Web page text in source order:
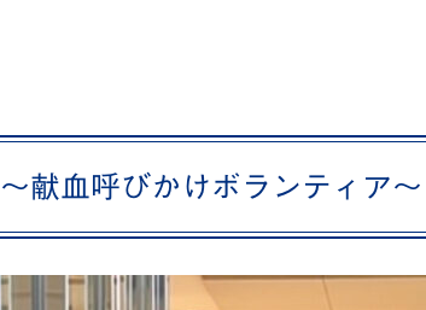
献血呼びかけボランティア～